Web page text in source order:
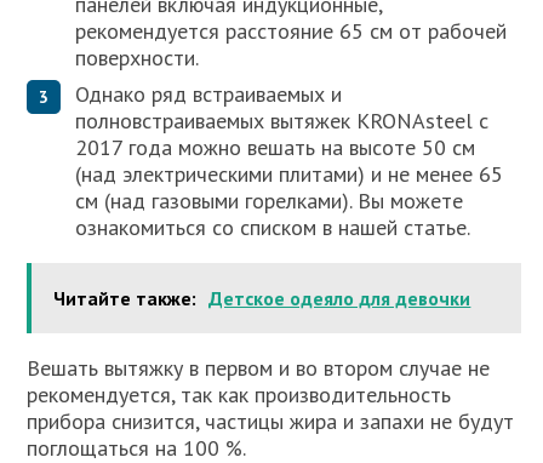
рекомендуется расстояние 65 см от рабочей
поверхности.
Однако ряд встраиваемых и
полновстраиваемых вытяжек KRONAsteel с
2017 года можно вешать на высоте 50 см
(над электрическими плитами) и не менее 65
см (над газовыми горелками). Вы можете
ознакомиться со списком в нашей статье.
Читайте также: Детское одеяло для девочки
Вешать вытяжку в первом и во втором случае не
рекомендуется, так как производительность
прибора снизится, частицы жира и запахи не будут
поглощаться на 100 %.